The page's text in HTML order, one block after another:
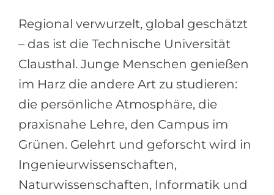
BERUFE
Berufe
Studienfächer
BERUFSORIENTIERUNG
Holland-Test
Interessenkarte-Test
BEWERBEN FÜR FACHRICHTUNG …
Medizin
Ingenieurwesen
Physik
Management
Russland
Regional verwurzelt, global geschätzt
– das ist die Technische Universität
Clausthal. Junge Menschen genießen
im Harz die andere Art zu studieren:
die persönliche Atmosphäre, die
praxisnahe Lehre, den Campus im
Grünen. Gelehrt und geforscht wird in
Ingenieurwissenschaften,
Naturwissenschaften, Informatik und